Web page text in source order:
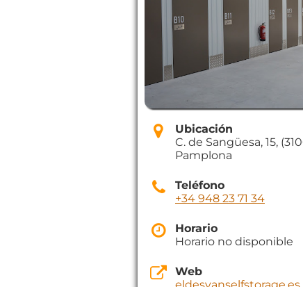
Ubicación
C. de Sangüesa, 15,
Pamplona
Teléfono
+34 948 23 71 34
Horario
Horario no disponible
Web